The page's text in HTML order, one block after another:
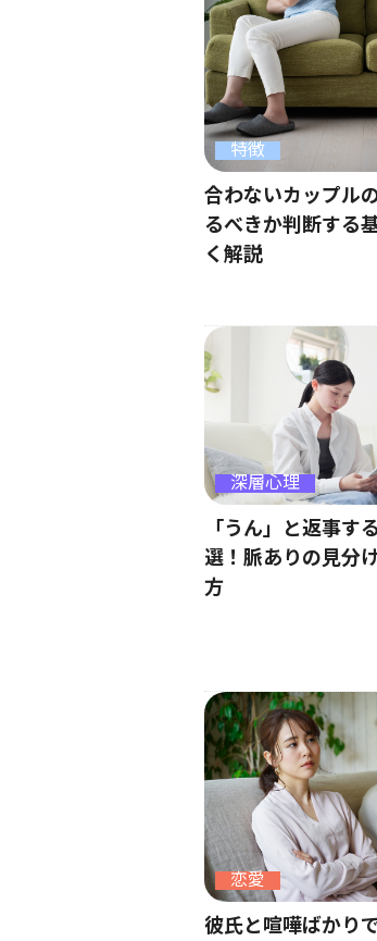
特徴
合わないカップル
るべきか判断する
く解説
深層心理
「うん」と返事す
選！脈ありの見分
方
恋愛
彼氏と喧嘩ばかり